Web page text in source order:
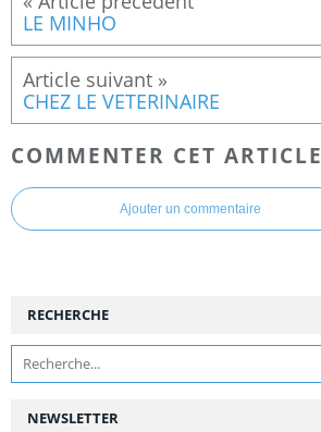
LE MINHO
CHEZ LE VETERINAIRE
COMMENTER CET ARTICLE
Ajouter un commentaire
NEWSLETTER
RECHERCHE